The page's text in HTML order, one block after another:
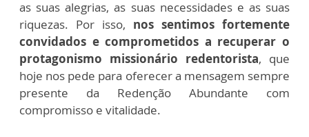
as suas alegrias, as suas necessidades e as suas
riquezas. Por isso, nos sentimos fortemente
convidados e comprometidos a recuperar o
protagonismo missionário redentorista, que
hoje nos pede para oferecer a mensagem sempre
presente da Redenção Abundante com
compromisso e vitalidade.